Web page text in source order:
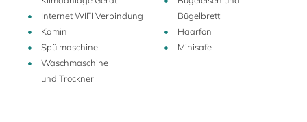
Internet WIFI Verbindung
Kamin
Spülmaschine
Waschmaschine
und Trockner
Bügelbrett
Haarfön
Minisafe